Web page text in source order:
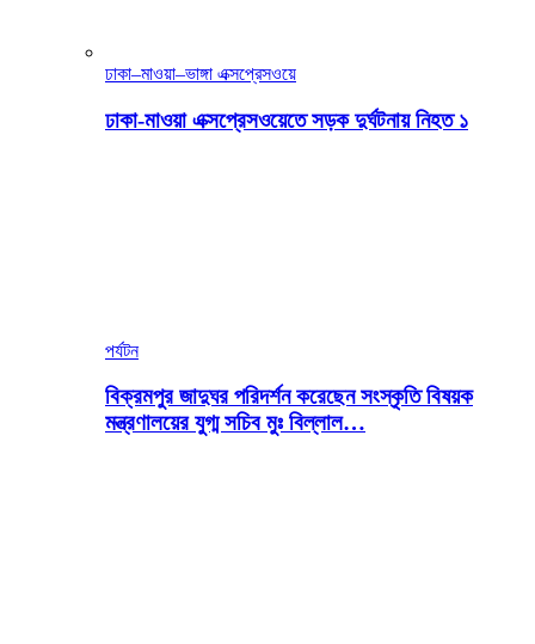
ঢাকা–মাওয়া–ভাঙ্গা এক্সপ্রেসওয়ে
ঢাকা-মাওয়া এক্সপ্রেসওয়েতে সড়ক দুর্ঘটনায় নিহত ১
পর্যটন
বিক্রমপুর জাদুঘর পরিদর্শন করেছেন সংস্কৃতি বিষয়ক
মন্ত্রণালয়ের যুগ্ম সচিব মুঃ বিল্লাল…